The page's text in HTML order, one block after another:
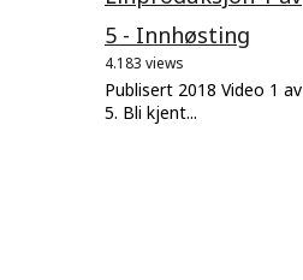
5 - Innhøsting
4.183 views
Publisert 2018 Video 1 av
5. Bli kjent...